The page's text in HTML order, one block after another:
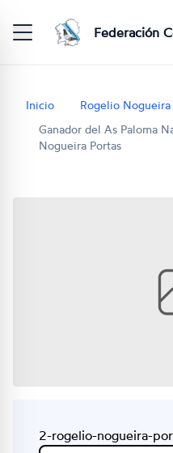
Federación
Inicio Rogelio Nogueira
Ganador del As Paloma
Nogueira Portas
2-rogelio-nogueira-